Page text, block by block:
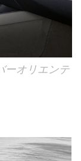
ーオリエンテ